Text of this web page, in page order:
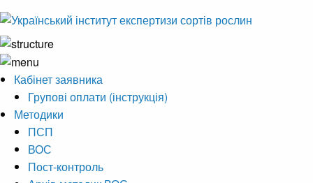
Кабінет заявника
Групові оплати (інструкція)
Методики
ПСП
ВОС
Пост-контроль